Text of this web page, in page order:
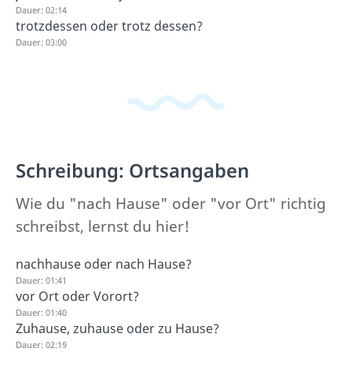
Dauer: 02:14
trotzdessen oder trotz dessen?
Dauer: 03:00
Schreibung: Ortsangaben
Wie du "nach Hause" oder "vor Ort" richtig
schreibst, lernst du hier!
nachhause oder nach Hause?
Dauer: 01:41
vor Ort oder Vorort?
Dauer: 01:40
Zuhause, zuhause oder zu Hause?
Dauer: 02:19